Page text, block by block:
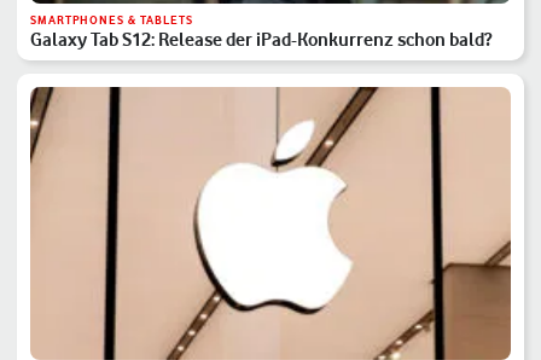
SMARTPHONES & TABLETS
Galaxy Tab S12: Release der iPad-Konkurrenz schon bald?